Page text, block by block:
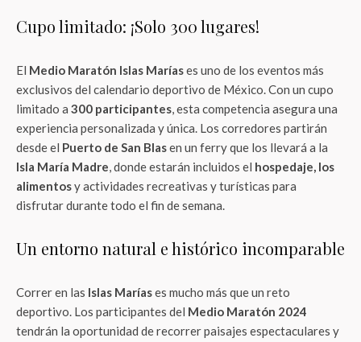
Cupo limitado: ¡Solo 300 lugares!
El Medio Maratón Islas Maríases uno de los eventos más
exclusivos del calendario deportivo de México. Con un cupo
limitado a 300 participantes, esta competencia asegura una
experiencia personalizada y única. Los corredores partirán
desde el Puerto de San Blasen un ferry que los llevará a la
Isla María Madre, donde estarán incluidos el hospedaje, los
alimentosy actividades recreativas y turísticas para
disfrutar durante todo el fin de semana.
Un entorno natural e histórico incomparable
Correr en las Islas Maríases mucho más que un reto
deportivo. Los participantes del Medio Maratón 2024
tendrán la oportunidad de recorrer paisajes espectaculares y